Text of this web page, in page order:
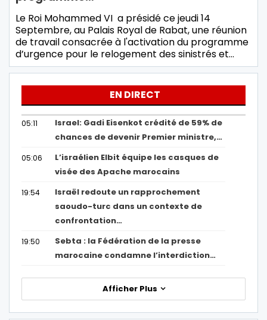
Le Roi Mohammed VI a présidé ce jeudi 14
Septembre, au Palais Royal de Rabat, une réunion
de travail consacrée à l'activation du programme
d’urgence pour le relogement des sinistrés et…
EN DIRECT
05:11
Israel: Gadi Eisenkot crédité de 59% de
chances de devenir Premier ministre,…
05:06
L’israélien Elbit équipe les casques de
visée des Apache marocains
19:54
Israël redoute un rapprochement
saoudo-turc dans un contexte de
confrontation…
19:50
Sebta : la Fédération de la presse
marocaine condamne l’interdiction…
Afficher Plus